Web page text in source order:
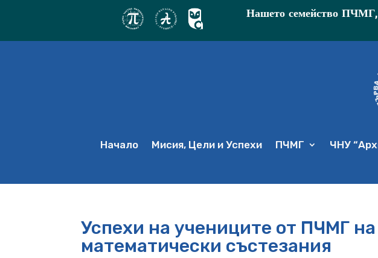
Нашето семейство
Начало Мисия, Цели и Успехи ПЧМГ ЧНУ
Успехи на учениците от ПЧМГ
математически състезания